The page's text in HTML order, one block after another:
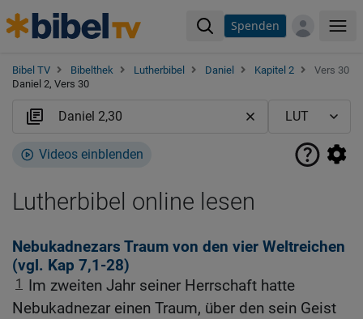
Spenden
Bibel TV Bibelthek Lutherbibel Daniel Kapitel 2
Vers 30
Daniel 2, Vers 30
Videos einblenden
Lutherbibel online lesen
Nebukadnezars Traum von den vier Weltreichen
(vgl. Kap 7,1-28)
1
Im zweiten Jahr seiner Herrschaft hatte
Nebukadnezar einen Traum, über den sein Geist